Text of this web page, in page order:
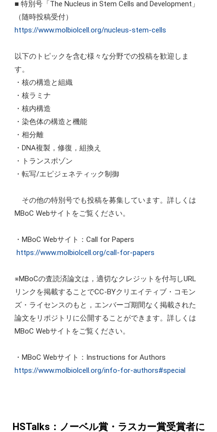
■ 特別号「The Nucleus in Stem Cells and Development」
（随時投稿受付）
https://www.molbiolcell.org/nucleus-stem-cells
以下のトピックを含む様々な分野での投稿を歓迎しま
す。
・核の構造と組織
・核ラミナ
・核内構造
・染色体の構造と機能
・相分離
・DNA複製，修復，組換え
・トランスポゾン
・転写/エピジェネティック制御
その他の特別号でも投稿を募集しています。詳しくは
MBoC Webサイトをご覧ください。
・MBoC Webサイト：Call for Papers
https://www.molbiolcell.org/call-for-papers
※MBoCの査読済論文は，適切なクレジットを付与しURL
リンクを掲載することでCC-BYクリエイティブ・コモン
ズ・ライセンスのもと，エンバーゴ期間なく掲載された
論文をリポジトリに公開することができます。詳しくは
MBoC Webサイトをご覧ください。
・MBoC Webサイト：Instructions for Authors
https://www.molbiolcell.org/info-for-authors#special
HSTalks：ノーベル賞・ラスカー賞受賞者に